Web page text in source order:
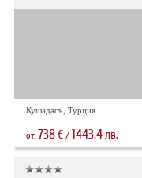
Кушадасъ, Турция
от: 738€/ 1443.4лв.